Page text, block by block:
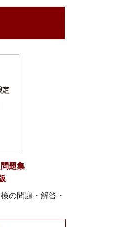
題集
の問題・解答・